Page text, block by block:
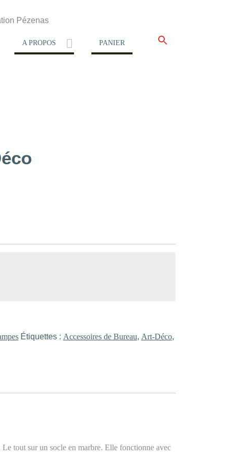
Pézenas
A PROPOS PANIER
Étiquettes : Accessoires de Bureau, Art-Déco,
tout sur un socle en marbre. Elle fonctionne avec